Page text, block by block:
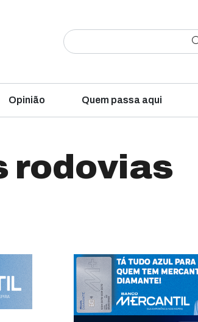
Opinião Quem passa aqui
rodovias